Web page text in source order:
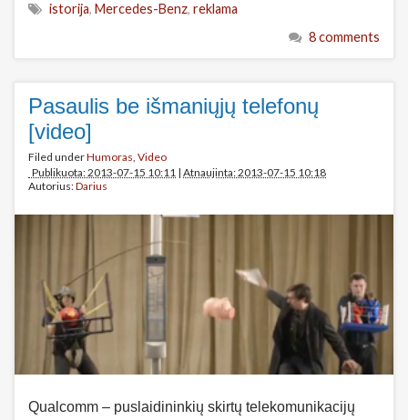
istorija, Mercedes-Benz, reklama
8 comments
Pasaulis be išmaniųjų telefonų
[video]
Filed underHumoras, Video
Publikuota: 2013-07-15 10:11 | Atnaujinta: 2013-07-15 10:18
Autorius:Darius
Qualcomm – puslaidininkių skirtų telekomunikacijų